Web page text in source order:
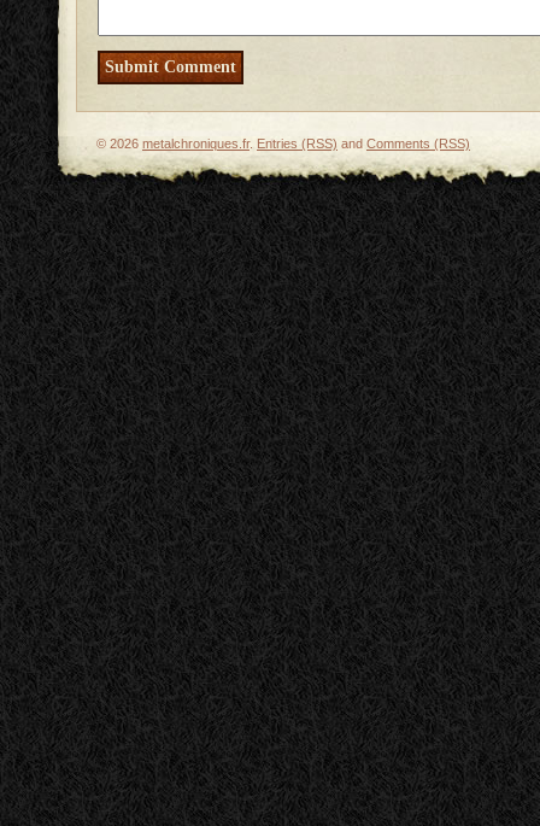
© 2026 metalchroniques.fr. Entries (RSS) and Comments (RSS)